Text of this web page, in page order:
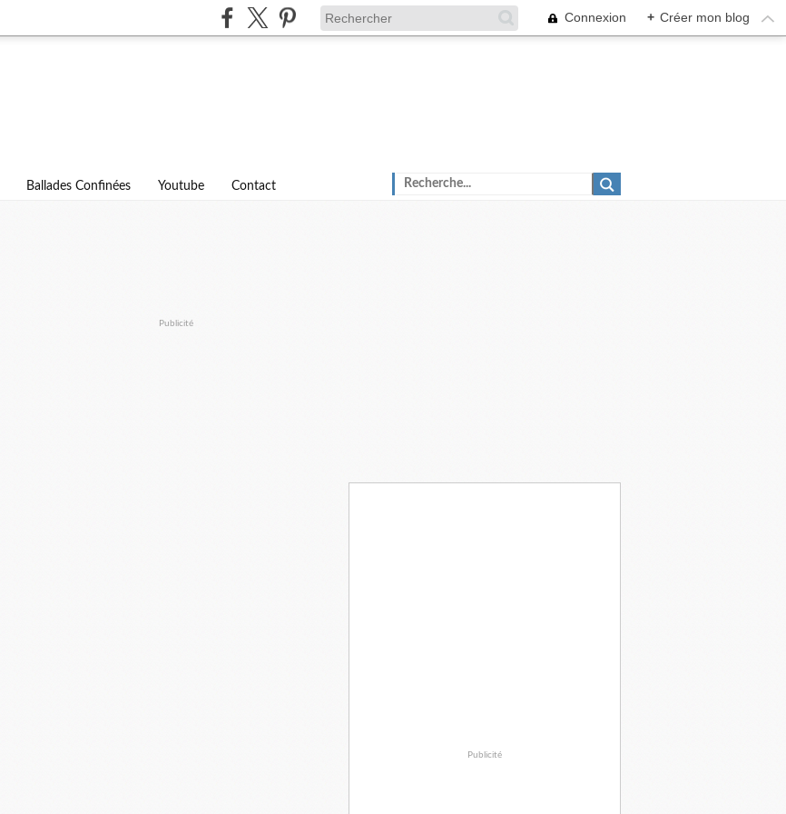
Connexion + Créer mon blog
Ballades Confinées Youtube Contact
Publicité
Publicité